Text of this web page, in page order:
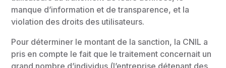
manque d’information et de transparence, et la
violation des droits des utilisateurs.
Pour déterminer le montant de la sanction, la CNIL a
pris en compte le fait que le traitement concernait un
grand nombre d’individus (l’entreprise détenant des